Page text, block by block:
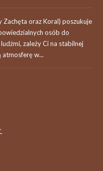
Zachęta oraz Koral) poszukuje
osób do
zależy Ci na stabilnej
atmosferę w...